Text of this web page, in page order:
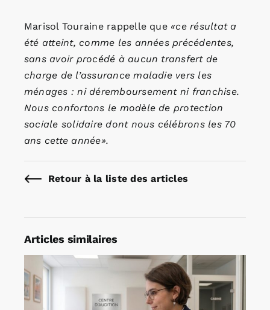
Marisol Touraine rappelle que «ce résultat a
été atteint, comme les années précédentes,
sans avoir procédé à aucun transfert de
charge de l’assurance maladie vers les
ménages : ni déremboursement ni franchise.
Nous confortons le modèle de protection
sociale solidaire dont nous célébrons les 70
ans cette année».
Retour à la liste des articles
Articles similaires